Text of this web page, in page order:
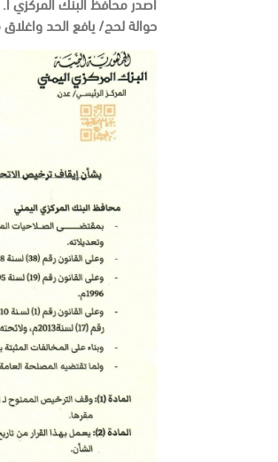
حوالة لحج/ يافع الحد